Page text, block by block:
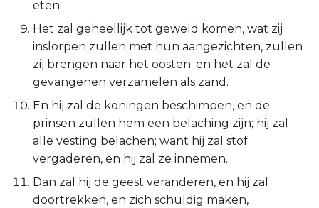
Hebreeën
Jakobus
2 Petrus
1 Johannes
2 Johannes
eten.
Het zal geheellijk tot geweld komen, wat zij
inslorpen zullen met hun aangezichten, zullen
zij brengen naar het oosten; en het zal de
gevangenen verzamelen als zand.
En hij zal de koningen beschimpen, en de
prinsen zullen hem een belaching zijn; hij zal
alle vesting belachen; want hij zal stof
vergaderen, en hij zal ze innemen.
Dan zal hij de geest veranderen, en hij zal
doortrekken, en zich schuldig maken,